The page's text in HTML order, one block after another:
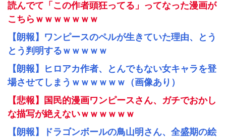
読んでて「この作者頭狂ってる」ってなった漫画が
こちらｗｗｗｗｗｗｗ
【朗報】ワンピースのペルが生きていた理由、とう
とう判明するｗｗｗｗｗ
【朗報】ヒロアカ作者、とんでもない女キャラを登
場させてしまうｗｗｗｗｗｗ（画像あり）
【悲報】国民的漫画ワンピースさん、ガチでおかし
な描写が絶えないｗｗｗｗｗｗ
【朗報】ドラゴンボールの鳥山明さん、全盛期の絵